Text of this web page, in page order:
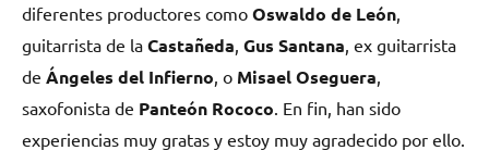
diferentes productores como Oswaldo de León
guitarrista de la Castañeda Gus Santana , ex guitarrista
de Ángeles del Infierno , o Misael Oseguera
saxofonista de Panteón Rococo . En fin, han sido
experiencias muy gratas y estoy muy agradecido por ello.